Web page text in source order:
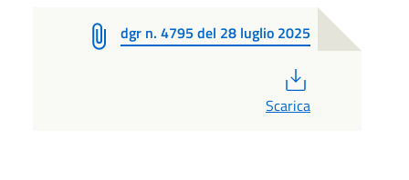
dgr n. 4795 del 28 luglio 2025
Scarica